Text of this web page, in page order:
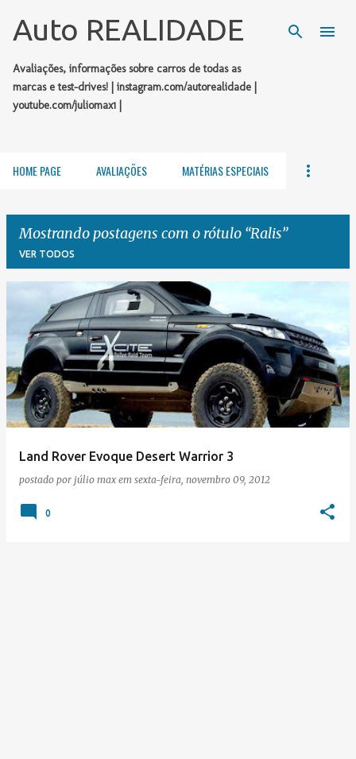
Pular para o conteúdo principal
Auto REALIDADE
Avaliações, informações sobre carros de todas as
marcas e test-drives! | instagram.com/autorealidade |
youtube.com/juliomax1 |
HOME PAGE AVALIAÇÕES MATÉRIAS ESPECIAIS
Mostrando postagens com o rótulo Ralis
VER TODOS
o
s
t
a
g
Land Rover Evoque Desert Warrior 3
postado por júlio max em sexta-feira, novembro 09, 2012
0